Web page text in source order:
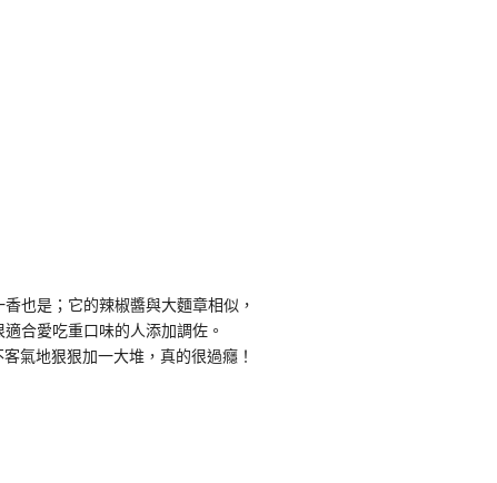
也是；它的辣椒醬與大麵章相似，
合愛吃重口味的人添加調佐。
氣地狠狠加一大堆，真的很過癮！